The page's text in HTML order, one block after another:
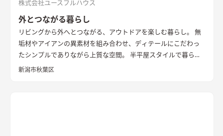
株式会社ユースフルハウス
外とつながる暮らし
リビングから外へとつながる、アウトドアを楽しむ暮らし。 無
垢材やアイアンの異素材を組み合わせ、ディテールにこだわっ
たシンプルでありながら上質な空間。 半平屋スタイルで暮らし
の動線にもこだわりました。
新潟市秋葉区